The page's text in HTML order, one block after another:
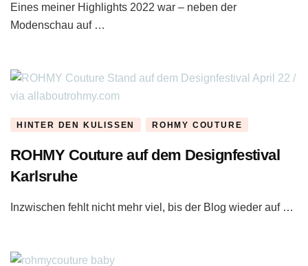
Eines meiner Highlights 2022 war – neben der
Modenschau auf …
HINTER DEN KULISSEN ROHMY COUTURE
ROHMY Couture auf dem Designfestival
Karlsruhe
Inzwischen fehlt nicht mehr viel, bis der Blog wieder auf …